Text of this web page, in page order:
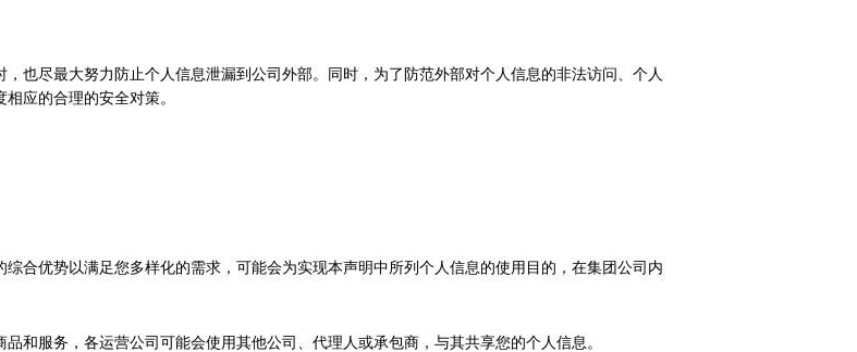
也尽最大努力防止个人信息泄漏到公司外部。同时，为了防范外部对个人信息的非法访问、个人
应的合理的安全对策。
合优势以满足您多样化的需求，可能会为实现本声明中所列个人信息的使用目的，在集团公司内
和服务，各运营公司可能会使用其他公司、代理人或承包商，与其共享您的个人信息。